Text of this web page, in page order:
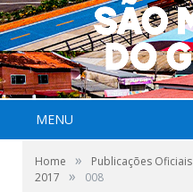
MENU
Home » Publicações Oficiais
2017
» 008